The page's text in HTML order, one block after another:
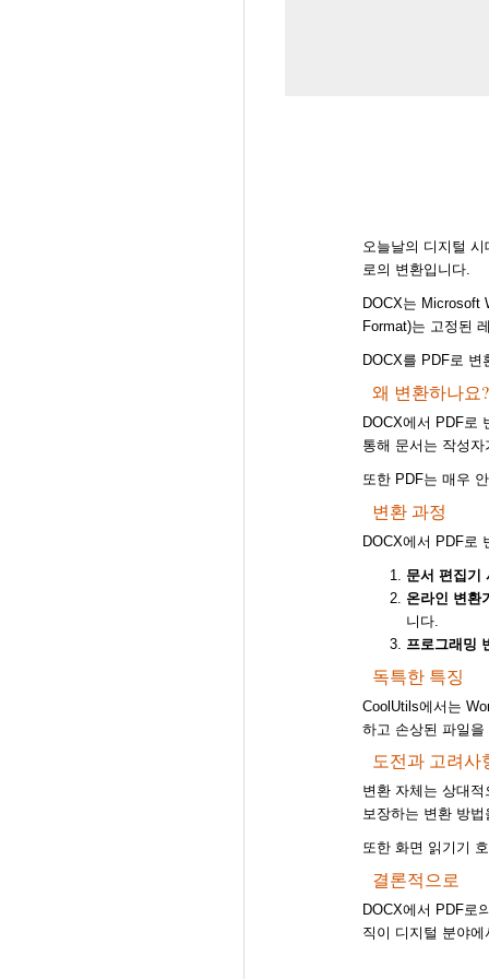
오늘날의 디지털
로의 변환입니다.
DOCX는 Microsoft
Format)는 고정된
DOCX를 PDF로
왜 변환하나요?
DOCX에서 PDF로
통해 문서는 작성
또한 PDF는 매우
변환 과정
DOCX에서 PDF로
문서 편집기
온라인 변환
니다.
프로그래밍
독특한 특징
CoolUtils에서는
하고 손상된 파일
도전과 고려사
변환 자체는 상대
보장하는 변환 방
또한 화면 읽기기
결론적으로
DOCX에서 PDF로
직이 디지털 분야